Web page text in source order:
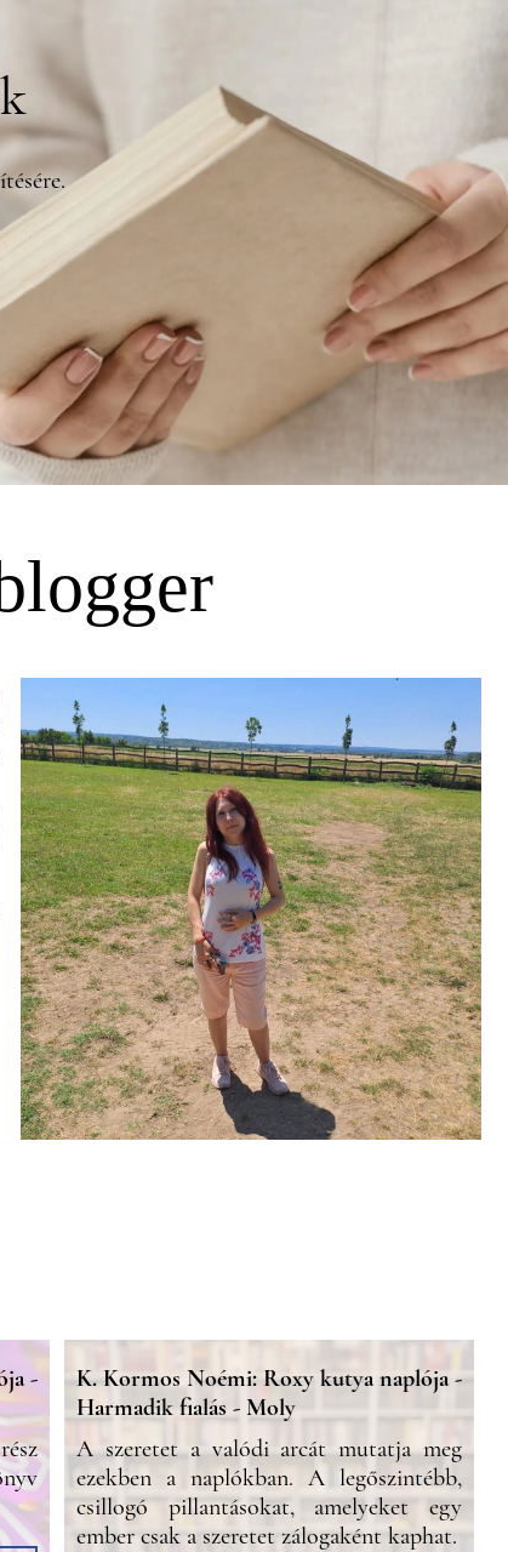
-
K. Kormos Noémi: Roxy kutya naplója -
Harmadik fialás - Moly
A szeretet a valódi arcát mutatja meg
ezekben a naplókban. A legőszintébb,
csillogó pillantásokat, amelyeket egy
ember csak a szeretet zálogaként kaphat.